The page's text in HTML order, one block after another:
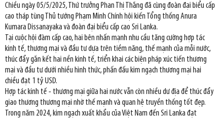
Chiều ngày 05/5/2025, Thứ trưởng Phan Thị Thắng đã cùng đoàn đại biểu cấp
cao tháp tùng Thủ tướng Phạm Minh Chính hội kiến Tổng thống Anura
Kumara Dissanayaka và đoàn đại biểu cấp cao Sri Lanka.
Tại cuộc hội đàm cấp cao, hai bên nhấn mạnh nhu cầu tăng cường hợp tác
kinh tế, thương mại và đầu tư dựa trên tiềm năng, thế mạnh của mỗi nước,
thúc đẩy gắn kết hai nền kinh tế, triển khai các biện pháp xúc tiến thương
mại và đầu tư dưới nhiều hình thức, phấn đấu kim ngạch thương mại hai
chiều đạt 1 tỷ USD.
Hợp tác kinh tế - thương mại giữa hai nước vẫn còn nhiều dư địa để thúc đẩy
giao thương thương mại nhờ thế mạnh và quan hệ truyền thống tốt đẹp.
Trong năm 2024, kim ngạch xuất khẩu của Việt Nam đến Sri Lanka đạt